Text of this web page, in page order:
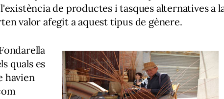
de productes i tasques alternatives a
valor afegit a aquest tipus de gènere.
quals es
havien